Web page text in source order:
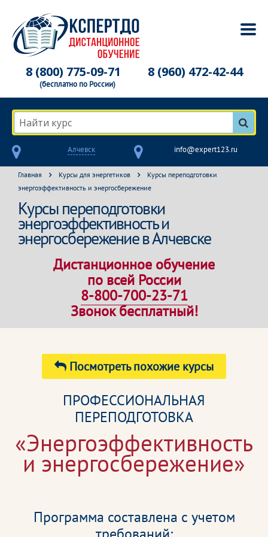
8 (800) 775-09-71
(бесплатно по России)
8 (960) 472-42-44
Найти курс
Алчевск info@expert123.ru
Главная Курсы для энергетиков
Курсы переподготовки
энергоэффективность и энергосбережение
Курсы переподготовки
энергоэффективность и
энергосбережение в Алчевске
Дистанционное обучение
по всей России
8-800-700-23-71
Звонок бесплатный!
Посмотреть похожие курсы
ПРОФЕССИОНАЛЬНАЯ
ПЕРЕПОДГОТОВКА
«Энергоэффективность
и энергосбережение»
Программа составлена с учетом